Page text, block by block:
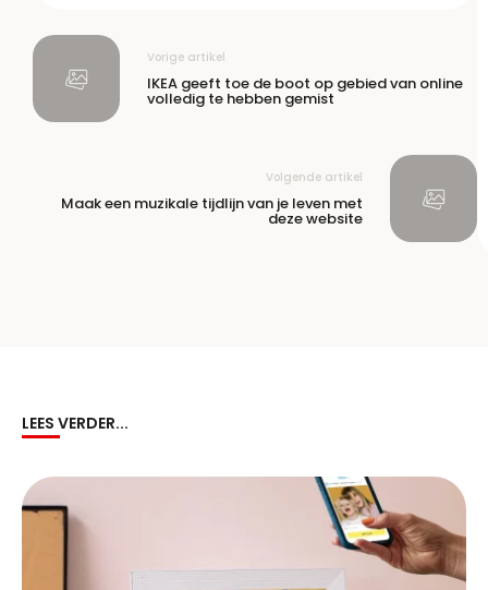
Vorige artikel
IKEA geeft toe de boot op gebied van online
volledig te hebben gemist
Volgende artikel
Maak een muzikale tijdlijn van je leven met
deze website
LEES VERDER...